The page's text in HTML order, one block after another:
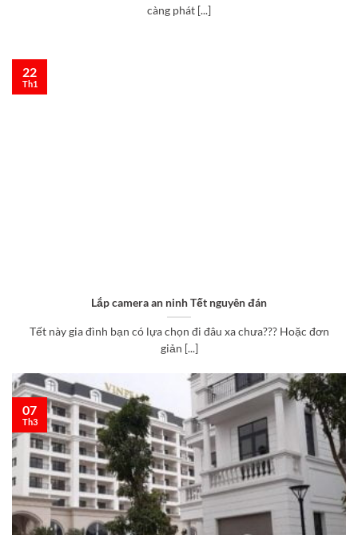
càng phát [...]
Lắp camera an ninh Tết nguyên đán
Tết này gia đình bạn có lựa chọn đi đâu xa chưa??? Hoặc đơn
giản [...]
22
Th1
07
Th3